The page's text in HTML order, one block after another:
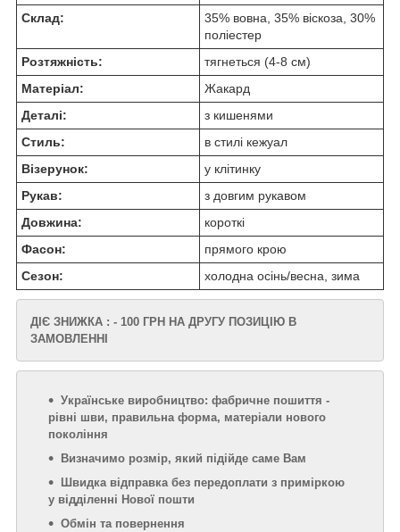
Склад:
35% вовна, 35% віскоза, 30%
поліестер
Розтяжність:
тягнеться (4-8 см)
Матеріал:
Жакард
Деталі:
з кишенями
Стиль:
в стилі кежуал
Візерунок:
у клітинку
Рукав:
з довгим рукавом
Довжина:
короткі
Фасон:
прямого крою
Сезон:
холодна осінь/весна, зима
ДІЄ ЗНИЖКА : - 100 ГРН НА ДРУГУ ПОЗИЦІЮ В
ЗАМОВЛЕННІ
Українське виробництво: фабричне пошиття -
рівні шви, правильна форма, матеріали нового
покоління
Визначимо розмір, який підійде саме Вам
Швидка відправка без передоплати з приміркою
у відділенні Нової пошти
Обмін та повернення